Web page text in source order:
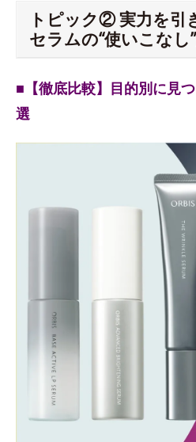
トピック② 実力を引
セラムの“使いこなし
■【徹底比較】目的別に見
選